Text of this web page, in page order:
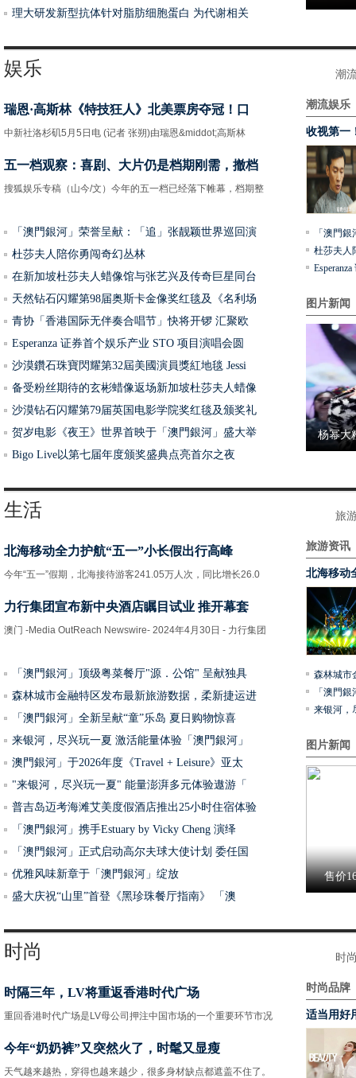
理大研发新型抗体针对脂肪细胞蛋白 为代谢相关
咚咚
青岛
娱乐 潮
瑞恩·高斯林《特技狂人》北美票房夺冠！口
中新社洛杉矶5月5日电 (记者 张朔)由瑞恩&middot;高斯林
五一档观察：喜剧、大片仍是档期刚需，撤档
搜狐娱乐专稿（山今/文）今年的五一档已经落下帷幕，档期整
「澳門銀河」荣誉呈献：「追」张靓颖世界巡回演
杜莎夫人陪你勇闯奇幻丛林
在新加坡杜莎夫人蜡像馆与张艺兴及传奇巨星同台
天然钻石闪耀第98届奥斯卡金像奖红毯及《名利场
青协「香港国际无伴奏合唱节」快将开锣 汇聚欧
Esperanza 证券首个娱乐产业 STO 项目演唱会圆
沙漠鑽石珠寶閃耀第32屆美國演員獎紅地毯 Jessi
备受粉丝期待的玄彬蜡像返场新加坡杜莎夫人蜡像
沙漠钻石闪耀第79届英国电影学院奖红毯及颁奖礼
贺岁电影《夜王》世界首映于「澳門銀河」盛大举
Bigo Live以第七届年度颁奖盛典点亮首尔之夜
潮流娱乐
收视第一
「澳門
杜莎夫人
图片新闻
杨幂大
黎明
《侍神
生活 旅
北海移动全力护航“五一”小长假出行高峰
今年“五一”假期，北海接待游客241.05万人次，同比增长26.0
力行集团宣布新中央酒店瞩目试业 推开幕套
澳门 -Media OutReach Newswire- 2024年4月30日 - 力行集团
「澳門銀河」顶级粤菜餐厅"源．公馆" 呈献独具
森林城市金融特区发布最新旅游数据，柔新捷运进
「澳門銀河」全新呈献“童”乐岛 夏日购物惊喜
来银河，尽兴玩一夏 激活能量体验「澳門銀河」
澳門銀河」于2026年度《Travel + Leisure》亚太
"来银河，尽兴玩一夏" 能量澎湃多元体验遨游「
普吉岛迈考海滩艾美度假酒店推出25小时住宿体验
「澳門銀河」携手Estuary by Vicky Cheng 演绎
「澳門銀河」正式启动高尔夫球大使计划 委任国
优雅风味新章于「澳門銀河」绽放
盛大庆祝“山里”首登《黑珍珠餐厅指南》 「澳
旅游资讯
北海移动
森林城市
「澳門
来银河，
图片新闻
售价
互联
时尚 时
时隔三年，LV将重返香港时代广场
重回香港时代广场是LV母公司押注中国市场的一个重要环节市况
今年“奶奶裤”又突然火了，时髦又显瘦
天气越来越热，穿得也越来越少，很多身材缺点都遮盖不住了。
时尚品牌
适当用好